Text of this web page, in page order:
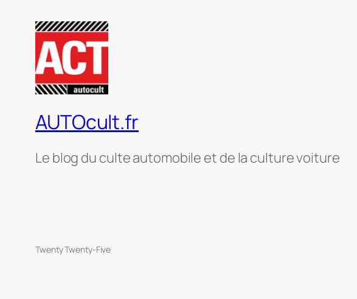
AUTOcult.fr
Le blog du culte automobile et de la culture voiture
Twenty Twenty-Five